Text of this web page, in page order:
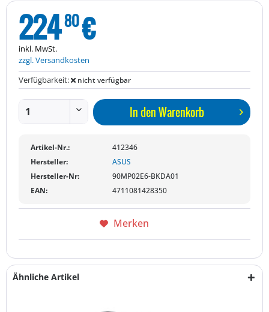
22480€
inkl. MwSt.
zzgl. Versandkosten
Verfügbarkeit:
nicht verfügbar
In denWarenkorb
Artikel-Nr.:
412346
Hersteller:
ASUS
Hersteller-Nr:
90MP02E6-BKDA01
EAN:
4711081428350
Merken
Ähnliche Artikel